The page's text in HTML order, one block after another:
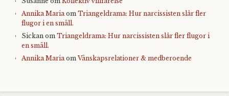
Annika Mariaom Triangeldrama: Hur narcissisten slår fler
flugor i en smäll.
Sickan om Triangeldrama: Hur narcissisten slår fler flugor i
en smäll.
Annika MariaomVänskapsrelationer & medberoende